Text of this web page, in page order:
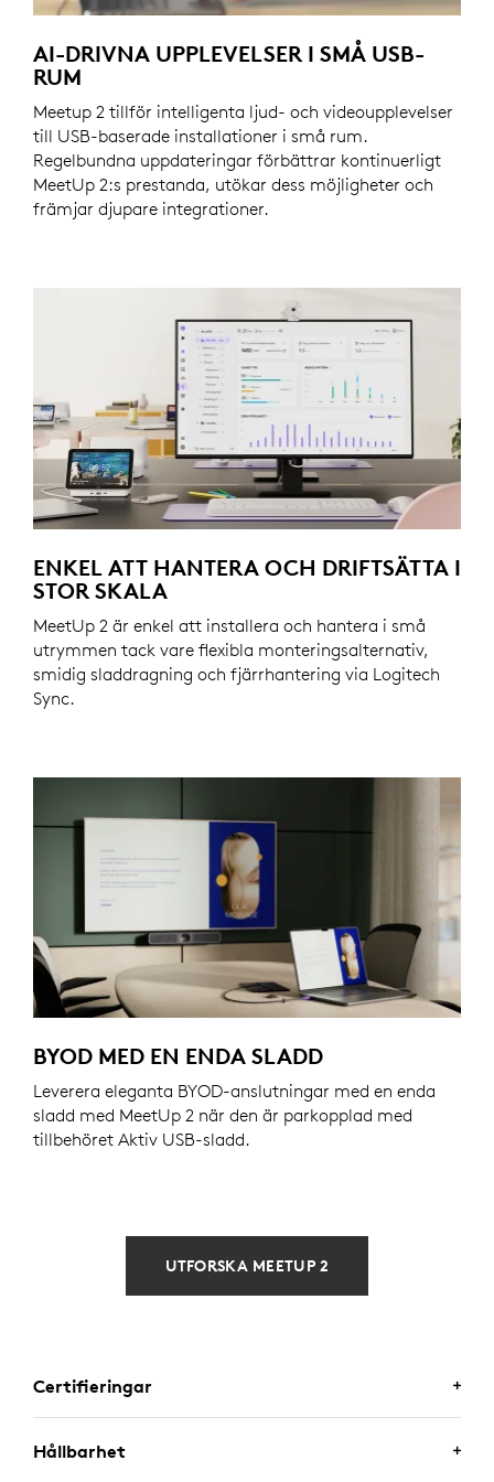
AI-DRIVNA UPPLEVELSER I SMÅ USB-
RUM
Meetup 2 tillför intelligenta ljud- och videoupplevelser
till USB-baserade installationer i små rum.
Regelbundna uppdateringar förbättrar kontinuerligt
MeetUp 2:s prestanda, utökar dess möjligheter och
främjar djupare integrationer.
ENKEL ATT HANTERA OCH DRIFTSÄTTA I
STOR SKALA
MeetUp 2 är enkel att installera och hantera i små
utrymmen tack vare flexibla monteringsalternativ,
smidig sladdragning och fjärrhantering via Logitech
Sync.
BYOD MED EN ENDA SLADD
Leverera eleganta BYOD-anslutningar med en enda
sladd med MeetUp 2 när den är parkopplad med
tillbehöret Aktiv USB-sladd.
UTFORSKA MEETUP 2
Certifieringar
Hållbarhet